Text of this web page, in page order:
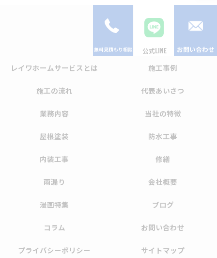
公式LINE お問い合わせ
レイワホームサービスとは 施工事例
施工の流れ 代表あいさつ
業務内容 当社の特徴
屋根塗装 防水工事
内装工事 修繕
雨漏り 会社概要
漫画特集 ブログ
コラム お問い合わせ
プライバシーポリシー サイトマップ